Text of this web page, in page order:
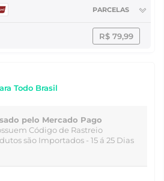
PARCELAS
R$ 79,99
Todo Brasil
pelo Mercado Pago
Código de Rastreio
são Importados - 15 á 25 Dias